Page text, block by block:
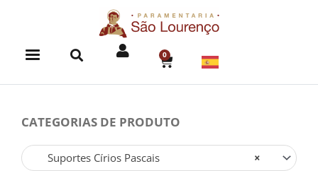
0
CART
CATEGORIAS DE PRODUTO
×
Suportes Círios Pascais